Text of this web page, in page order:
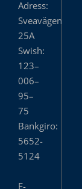
Adress:
Sveavägen
25A
Swish:
123–
006–
95–
75
Bankgiro:
5652-
5124
E-